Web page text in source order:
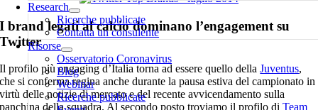
Research
Ricerche pubblicate
Contatta un consulente
Risorse
Osservatorio Coronavirus
Blog
Webinar
Ricerche pubblicate
I brand legati al calcio dominano l’engagement su
Twitter
Il profilo più engaging d’Italia torna ad essere quello dellaJuventus,
che si conferma regina anche durante la pausa estiva del campionato in
virtù delle notizie di mercato e del recente avvicendamento sulla
panchina della squadra. Al secondo posto troviamo il profilo diTeam